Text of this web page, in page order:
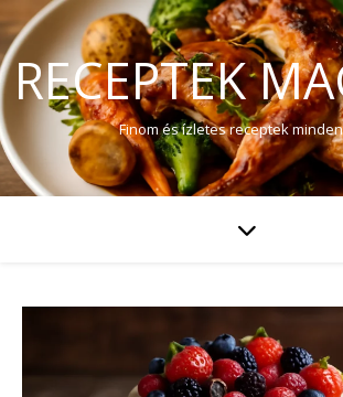
RECEPTEK
Finom és ízletes receptek